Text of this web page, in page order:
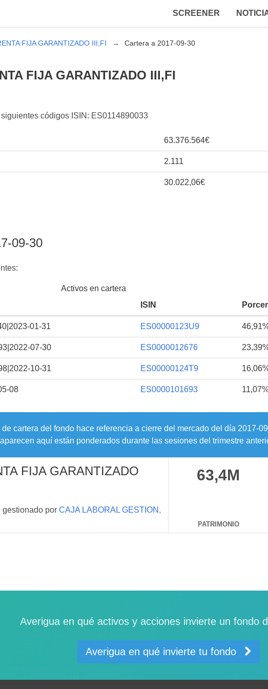
SCREENER
FIJA GARANTIZADO III,FI Cartera a 2017-09-30
FIJA GARANTIZADO III,FI
códigos ISIN: ES0114890033
63.376.564€
2.111
30.022,06€
09-30
Activos en cartera
ISIN
01-31 ES00000123U9
07-30 ES0000012676
10-31 ES00000124T9
08 ES0000101693
cartera del fondo hace referencia a cierre del mercado del día 2017-
aquí están ponderados durante las sesiones del trimestre
FIJA GARANTIZADO
gestionado por CAJA LABORAL GESTION,
63,4M
PATRIMONIO
Averigua en qué activos y acciones invierte un fondo
Averigua en qué invierte tu fondo